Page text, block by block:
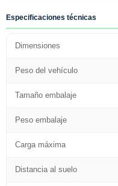
Especificaciones técnicas
Dimensiones
Peso del vehículo
Tamaño embalaje
Peso embalaje
Carga máxima
Distancia al suelo